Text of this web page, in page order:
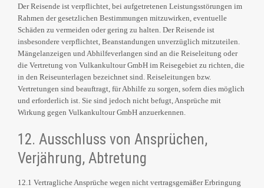
Der Reisende ist verpflichtet, bei aufgetretenen Leistungsstörungen im
Rahmen der gesetzlichen Bestimmungen mitzuwirken, eventuelle
Schäden zu vermeiden oder gering zu halten. Der Reisende ist
insbesondere verpflichtet, Beanstandungen unverzüglich mitzuteilen.
Mängelanzeigen und Abhilfeverlangen sind an die Reiseleitung oder
die Vertretung von Vulkankultour GmbH im Reisegebiet zu richten, die
in den Reiseunterlagen bezeichnet sind. Reiseleitungen bzw.
Vertretungen sind beauftragt, für Abhilfe zu sorgen, sofern dies möglich
und erforderlich ist. Sie sind jedoch nicht befugt, Ansprüche mit
Wirkung gegen Vulkankultour GmbH anzuerkennen.
12. Ausschluss von Ansprüchen,
Verjährung, Abtretung
12.1 Vertragliche Ansprüche wegen nicht vertragsgemäßer Erbringung